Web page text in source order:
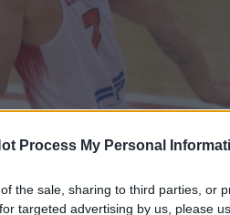
Process My Personal
the sale, sharing to third parties, or
targeted advertising by us, please